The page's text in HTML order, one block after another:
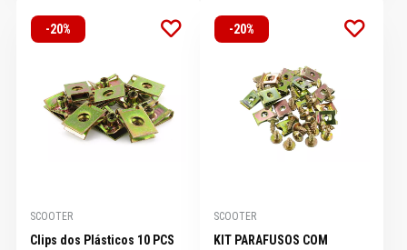
-20%
SCOOTER
Clips dos Plásticos 10 PCS
-20%
SCOOTER
KIT PARAFUSOS COM